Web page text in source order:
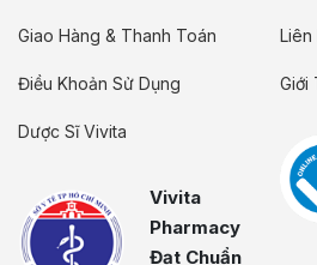
Giao Hàng & Thanh Toán
Điều Khoản Sử Dụng
Dược Sĩ Vivita
Vivita
Pharmacy
Đạt Chuẩn
Liên
Giới